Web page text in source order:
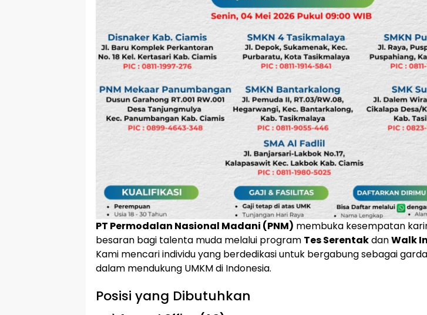
PT Permodalan Nasional Madani (PNM) membuka kesempatan
besaran bagi talenta muda melalui program Tes SerentakdanWalk
Kami mencari individu yang berdedikasi untuk bergabung sebagai
dalam mendukung UMKM di Indonesia.
Posisi yang Dibutuhkan